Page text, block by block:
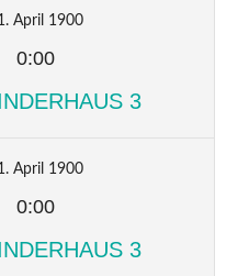
April 1900
0:00
3
April 1900
0:00
3